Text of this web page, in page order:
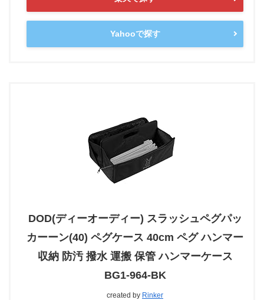
Yahooで探す
DOD(ディーオーディー) スラッシュペグパッ
カーーン(40) ペグケース 40cm ペグ ハンマー
収納 防汚 撥水 運搬 保管 ハンマーケース
BG1-964-BK
created by Rinker